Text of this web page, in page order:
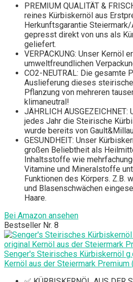
PREMIUM QUALITÄT &
reines Kürbiskernöl aus
Herkunftsgarantie
gepresst direkt von uns als
geliefert.
VERPACKUNG: Unser Kernöl
umweltfreundlichen
CO2-NEUTRAL: Die gesamte
Auslieferung dieses
Pflanzung von mehreren
klimaneutral!
JÄHRLICH
jedes Jahr die Steirische
wurde bereits von
GESUNDHEIT: Unser
großen Beliebtheit als
Inhaltsstoffe wie
Vitamine und Mineralstoffe
Funktionen des Körpers. Z.B.
und Blasenschwächen
Haare.
Bei Amazon ansehen
Bestseller Nr. 8
Senger's Steirisches Kürbiskernöl
Kernöl aus der Steiermark Premium